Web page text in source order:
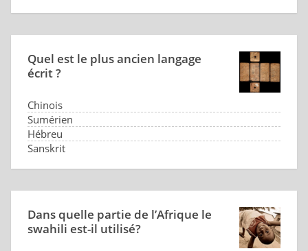
Quel est le plus ancien langage
écrit ?
Chinois
Sumérien
Hébreu
Sanskrit
Dans quelle partie de l’Afrique le
swahili est-il utilisé?